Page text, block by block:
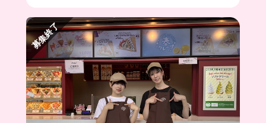
募集終了